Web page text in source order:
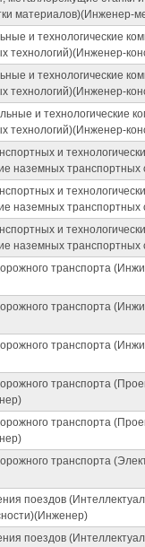
материалов)(Инженер-
и технологические
технологий)(Инженер-
и технологические
технологий)(Инженер-
и технологические
технологий)(Инженер-
и
наземных
и
наземных
и
наземных
транспорта
транспорта
транспорта
транспорта
транспорта
транспорта
поездов
поездов